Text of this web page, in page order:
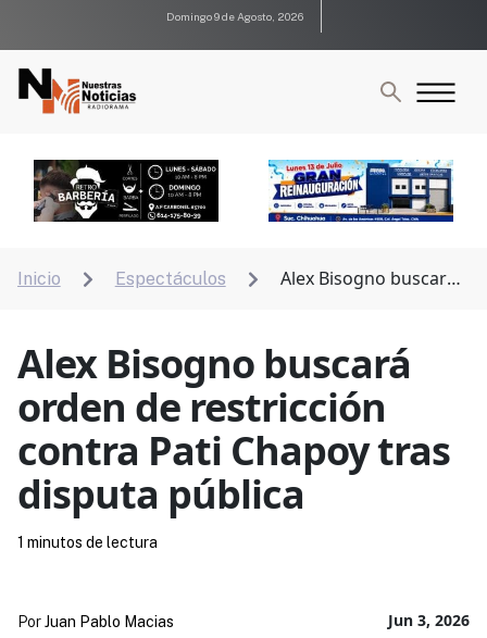
Domingo 9 de Agosto, 2026
Inicio  Espectáculos 
Alex Bisogno buscará
Alex Bisogno buscará
orden de restricción
contra Pati Chapoy tras
disputa pública
Jun 3, 2026
PorJuan Pablo Macias
1 minutos de lectura